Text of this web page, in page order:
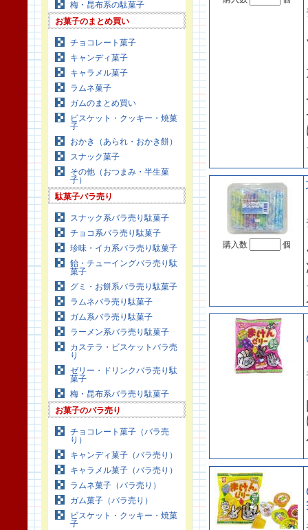
梅・昆布系の駄菓子
お菓子のまとめ買い
チョコレート菓子
キャンディ菓子
キャラメル菓子
ラムネ菓子
ガムのまとめ買い
ビスケット・クッキー・焼菓
子
おかき（あられ・おかき餅）
スナック菓子
その他（おつまみ・半生菓
子）
駄菓子バラ売り
スナック系バラ売り駄菓子
チョコ系バラ売り駄菓子
珍味・イカ系バラ売り駄菓子
飴・チューイングバラ売り駄
菓子
グミ・お餅系バラ売り駄菓子
ラムネバラ売り駄菓子
ガム系バラ売り駄菓子
ラーメン系バラ売り駄菓子
カステラ・ビスケットバラ売
り
ゼリー・ドリンクバラ売り駄
菓子
梅・昆布系バラ売り駄菓子
お菓子のバラ売り
チョコレート菓子（バラ売
り）
キャンディ菓子（バラ売り）
キャラメル菓子（バラ売り）
ラムネ菓子（バラ売り）
ガム菓子（バラ売り）
ビスケット・クッキー・焼菓
子
購入数 個